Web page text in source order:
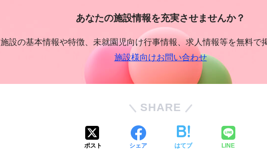
あなたの施設情報を充実させませんか？
施設の基本情報や特徴、未就園児向け行事情報、求人情報等を無料で
施設様向けお問い合わせ
SHARE
ポスト シェア はてブ LINE